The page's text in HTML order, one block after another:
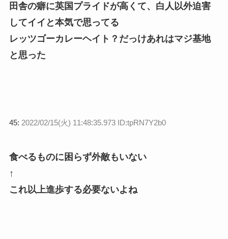
田舎の癖に英国プライドが高くて、白人以外迫害
してイイと本気で思ってる
レッツゴーカレーヘイト？だっけあれはマジ基地
と思った
45: 2022/02/15(火) 11:48:35.973 ID:tpRN7Y2b0
食べるものに困らず外敵もいない
↑
これ以上進歩する必要ないよね